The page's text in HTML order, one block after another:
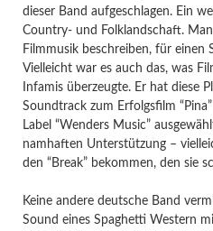
dieser Band aufgeschlagen. Ein
Country- und Folklandschaft.
Filmmusik beschreiben, für einen
Vielleicht war es auch das, was
Infamis überzeugte. Er hat diese
Soundtrack zum Erfolgsfilm
Label “Wenders Music”
namhaften Unterstützung –
den “Break” bekommen, den sie
Keine andere deutsche Band
Sound eines Spaghetti Western